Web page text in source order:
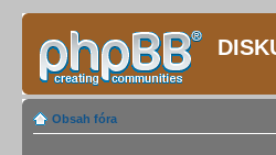
Obsah fóra